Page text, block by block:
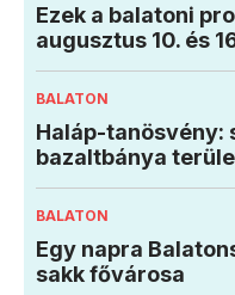
Ezek a balatoni
augusztus 10. és
BALATON
Haláp-tanösvény:
bazaltbánya
BALATON
Egy napra
sakk fővárosa